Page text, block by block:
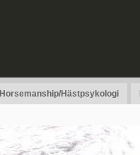
Horsemanship/Hästpsykologi